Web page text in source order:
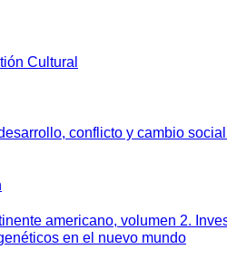
Cultural
conflicto y cambio
americano, volumen 2.
en el nuevo mundo